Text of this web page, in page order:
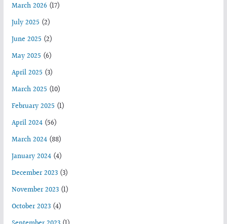
March 2026(17)
July 2025 (2)
June 2025 (2)
May 2025 (6)
April 2025 (3)
March 2025 (10)
February 2025 (1)
April 2024(56)
March 2024(88)
January 2024(4)
December 2023(3)
November 2023(1)
October 2023(4)